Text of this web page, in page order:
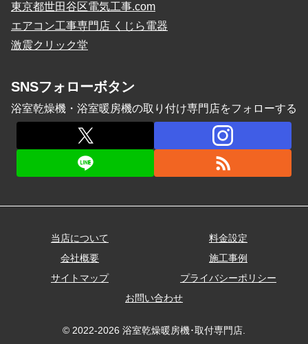
東京都世田谷区電気工事.com
エアコン工事専門店 くじら電器
激震クリック堂
SNSフォローボタン
浴室乾燥機・浴室暖房機の取り付け専門店をフォローする
当店について
料金設定
会社概要
施工事例
サイトマップ
プライバシーポリシー
お問い合わせ
© 2022-2026 浴室乾燥暖房機･取付専門店.